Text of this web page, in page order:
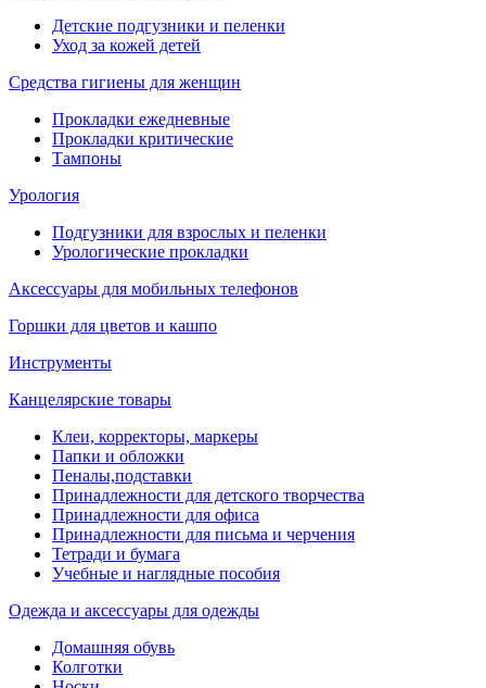
Детские подгузники и пеленки
Уход за кожей детей
Средства гигиены для женщин
Прокладки ежедневные
Прокладки критические
Тампоны
Урология
Подгузники для взрослых и пеленки
Урологические прокладки
Аксессуары для мобильных телефонов
Горшки для цветов и кашпо
Инструменты
Канцелярские товары
Клеи, корректоры, маркеры
Папки и обложки
Пеналы,подставки
Принадлежности для детского творчества
Принадлежности для офиса
Принадлежности для письма и черчения
Тетради и бумага
Учебные и наглядные пособия
Одежда и аксессуары для одежды
Домашняя обувь
Колготки